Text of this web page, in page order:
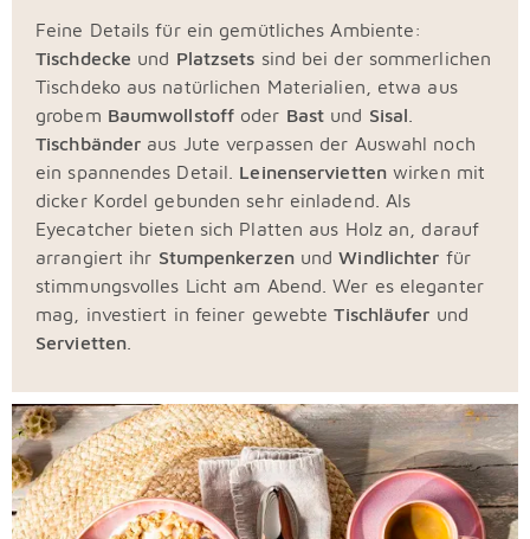
Feine Details für ein gemütliches Ambiente:
Tischdecke und Platzsets sind bei der sommerlichen
Tischdeko aus natürlichen Materialien, etwa aus
grobem Baumwollstoff oder Bast und Sisal
Tischbänder aus Jute verpassen der Auswahl noch
ein spannendes Detail. Leinenserviettenwirken mit
dicker Kordel gebunden sehr einladend. Als
Eyecatcher bieten sich Platten aus Holz an, darauf
arrangiert ihr Stumpenkerzen undWindlichter für
stimmungsvolles Licht am Abend. Wer es eleganter
mag, investiert in feiner gewebteTischläufer und
Servietten